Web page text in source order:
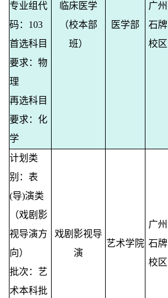
专业组代
码：103
首选科目
要求：物
理
再选科目
要求：化
学
临床医学
（校本部
班）
医学部
广州
石牌
校区
计划类
别：表
(导)演类
（戏剧影
视导演方
向）
批次：艺
术本科批
戏剧影视导
演
艺术学院
广州
石牌
校区